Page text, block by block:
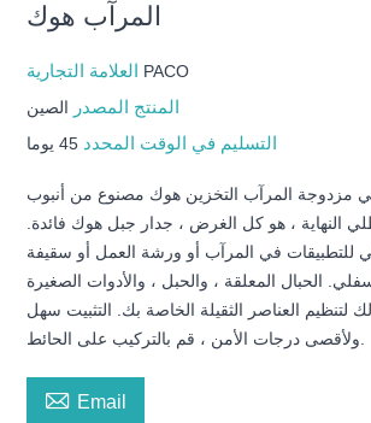
المرآب هوك
PACO
المنتج المصدر الصين
التسليم في الوقت المحدد 45 يوما
مزدوجة المرآب التخزين هوك مصنوع من أنبوب
النهاية ، هو كل الغرض ، جدار جبل هوك فائدة.
للتطبيقات في المرآب أو ورشة العمل أو سقيفة
الحبال المعلقة ، والحبل ، والأدوات الصغيرة
لتنظيم العناصر الثقيلة الخاصة بك. التثبيت سهل
 Email